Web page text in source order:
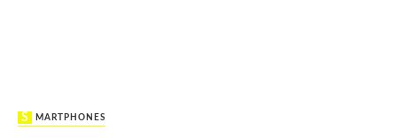
SMARTPHONES